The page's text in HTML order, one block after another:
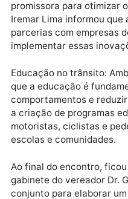
Sinalização e
de melhorias na
pontos críticos da
intensificar a
excesso de velocidade
Tecnologia no trânsito:
semáforos
promissora para
Iremar Lima informou
parcerias com